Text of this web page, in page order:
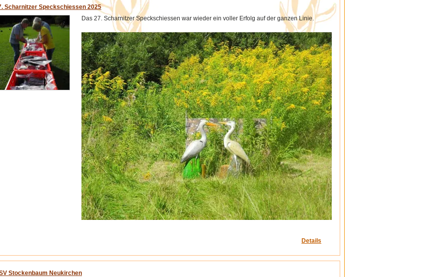
Scharnitzer Speckschiessen 2025
Das 27. Scharnitzer Speckschiessen war wieder ein voller Erfolg auf der ganzen Linie.
Details
Stockenbaum Neukirchen